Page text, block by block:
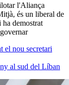
l'Aliança
és un liberal de
demostrat
el nou secretari
al sud del Líban